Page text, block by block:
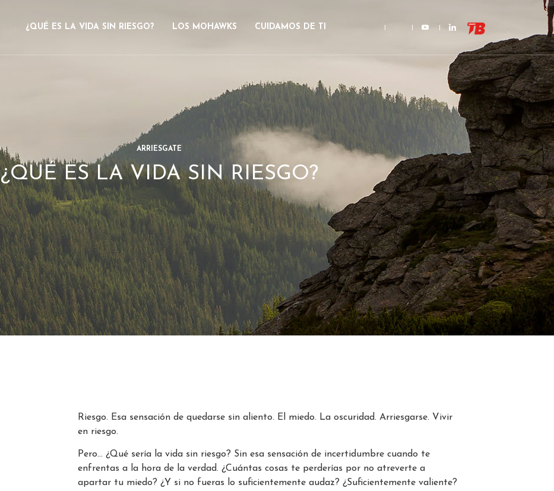
¿QUÉ ES LA VIDA SIN RIESGO? LOS MOHAWKS CUIDAMOS DE TI
ARRIESGATE
¿QUÉ ES LA VIDA SIN RIESGO?
Riesgo. Esa sensación de quedarse sin aliento. El miedo. La oscuridad. Arriesgarse. Vivir
en riesgo.
Pero… ¿Qué sería la vida sin riesgo? Sin esa sensación de incertidumbre cuando te
enfrentas a la hora de la verdad. ¿Cuántas cosas te perderías por no atreverte a
apartar tu miedo? ¿Y si no fueras lo suficientemente audaz? ¿Suficientemente valiente?